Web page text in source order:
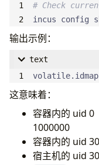
# Check
incus config
输出示例：
text
这意味着：
容器内的 uid 0
1000000
容器内的 uid
宿主机的 uid